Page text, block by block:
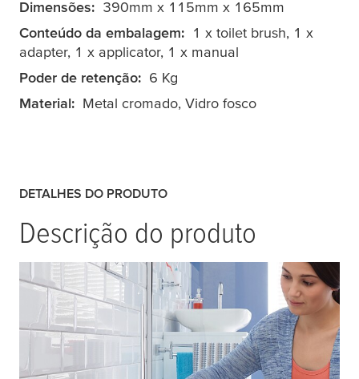
Dimensões: 390mm x 115mm x 165mm
Conteúdo da embalagem: 1 x toilet brush, 1 x
adapter, 1 x applicator, 1 x manual
Poder de retenção: 6 Kg
Material: Metal cromado, Vidro fosco
DETALHES DO PRODUTO
Descrição do produto
O porta-piaçaba tesa® Hukk angular é uma
combinação assimétrica de um suporte de
vidro acetinado e do metal cromado
brilhante, que é uma belíssima parte de